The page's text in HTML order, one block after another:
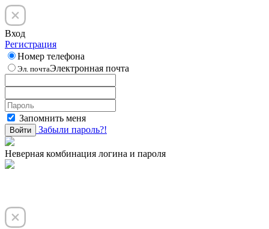
Вход
Регистрация
Номер телефона
Эл. почтаЭлектронная почта
Запомнить меня
Войти Забыли пароль?!
Неверная комбинация логина и пароля